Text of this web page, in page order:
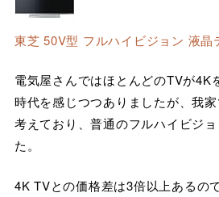
東芝 50V型 フルハイビジョン 液
電気屋さんではほとんどのTVが4K
時代を感じつつありましたが、我
考えており、普通のフルハイビジ
た。
4K TVとの価格差は3倍以上あるの